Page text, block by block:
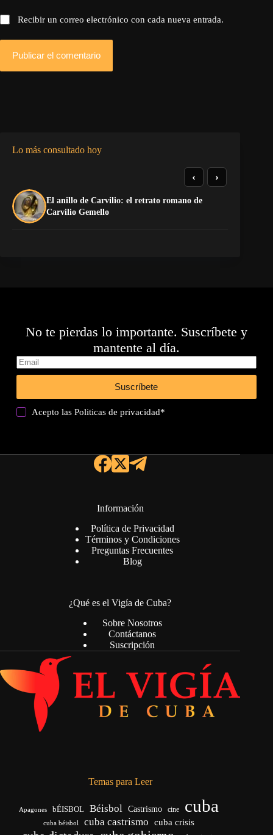
Recibir un correo electrónico con cada nueva entrada.
Publicar el comentario
Lo más consultado hoy
El anillo de Carvilio: el retrato romano de
Carvilio Gemello
‹ ›
No te pierdas lo importante. Suscríbete y
mantente al día.
Suscríbete
Acepto lasPoliticas de privacidad*
Información
Política de Privacidad
Términos y Condiciones
Preguntas Frecuentes
Blog
¿Qué es el Vigía de Cuba?
Sobre Nosotros
Contáctanos
Suscripción
Temas para Leer
Apagones bÉISBOL Béisbol Castrismo cine cuba
cuba béisbol cuba castrismo cuba crisis